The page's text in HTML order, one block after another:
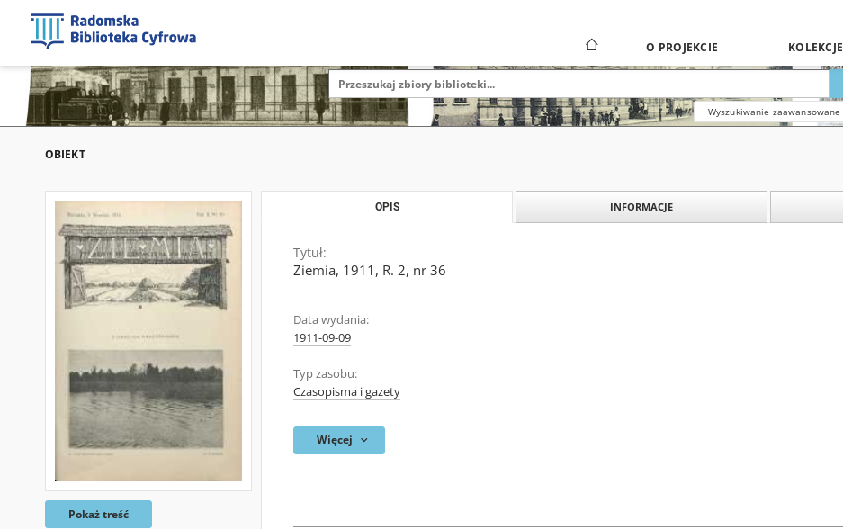
O PROJEKCIE KOLEKCJE
Wyszukiwanie zaawansowane
OBIEKT
Pokaż treść
OPIS INFORMACJE
Tytuł:
Ziemia, 1911, R. 2, nr 36
Data wydania:
1911-09-09
Typ zasobu:
Czasopisma i gazety
Więcej